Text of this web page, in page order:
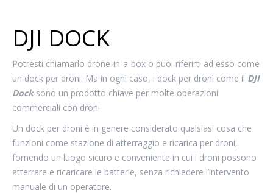
DJI DOCK
Potresti chiamarlo drone-in-a-box o puoi riferirti ad esso come
un dock per droni. Ma in ogni caso, i dock per droni come il DJI
Dock sono un prodotto chiave per molte operazioni
commerciali con droni.
Un dock per droni è in genere considerato qualsiasi cosa che
funzioni come stazione di atterraggio e ricarica per droni,
fornendo un luogo sicuro e conveniente in cui i droni possono
atterrare e ricaricare le batterie, senza richiedere l’intervento
manuale di un operatore.